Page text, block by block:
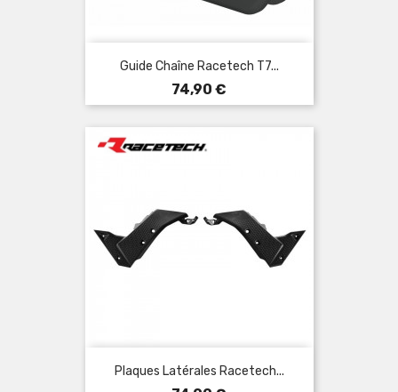
Guide Chaîne Racetech T7...
Prix
74,90 €
Plaques Latérales Racetech...